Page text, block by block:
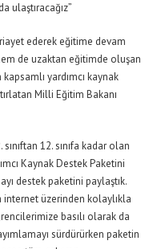
ulaştıracağız”
ederek eğitime devam
de uzaktan eğitimde oluşan
yardımcı kaynak
Milli Eğitim Bakanı
12. sınıfa kadar olan
Kaynak Destek Paketini
destek paketini paylaştık.
üzerinden kolaylıkla
basılı olarak da
sürdürürken paketin